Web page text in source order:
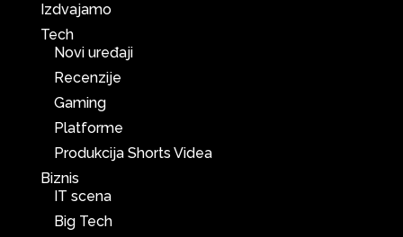
Izdvajamo
Tech
Novi uređaji
Recenzije
Gaming
Platforme
Produkcija Shorts Videa
Biznis
IT scena
Big Tech